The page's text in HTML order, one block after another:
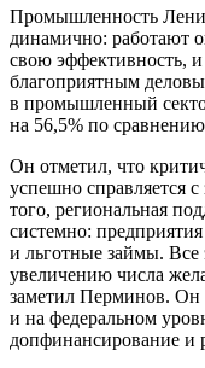
Промышленность
динамично: работают
свою эффективность,
благоприятным
в промышленный
на 56,5% по
Он отметил, что
успешно справляется
того, региональная
системно:
и льготные займы. Все
увеличению числа
заметил Перминов. Он
и на федеральном
допфинансирование и